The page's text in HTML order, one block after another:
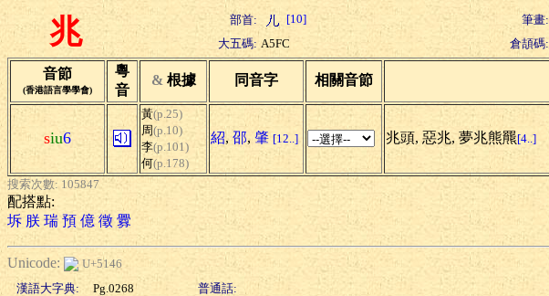
兆 部首: [10] 筆畫:
大五碼: A5FC 倉頡碼:
音節
(香港語言學學會)
粵
音
& 根據 同音字 相關音節
siu6
黃(p.25)
周(p.10)
李(p.101)
何(p.178)
紹, 邵, 肇 [12..] 兆頭, 惡兆, 夢兆熊羆[4..]
搜索次數: 105847
配搭點:
坼 朕 瑞 預 億 徵 釁
Unicode:
U+5146
漢語大字典:
Pg.0268 普通話: